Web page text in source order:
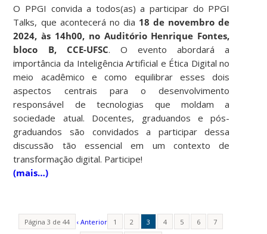
O PPGI convida a todos(as) a participar do PPGI
Talks, que acontecerá no dia 18 de novembro de
2024, às 14h00, no Auditório Henrique Fontes,
bloco B, CCE-UFSC. O evento abordará a
importância da Inteligência Artificial e Ética Digital no
meio acadêmico e como equilibrar esses dois
aspectos centrais para o desenvolvimento
responsável de tecnologias que moldam a
sociedade atual. Docentes, graduandos e pós-
graduandos são convidados a participar dessa
discussão tão essencial em um contexto de
transformação digital. Participe!
(mais…)
Página 3 de 44 ‹ Anterior 1 2 3 4 5 6
7